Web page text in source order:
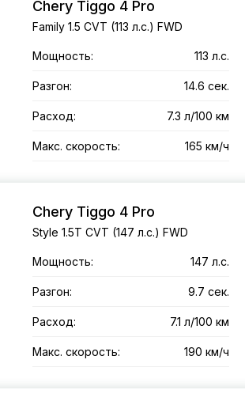
Chery Tiggo 4 Pro
Family 1.5 CVT (113 л.с.) FWD
Мощность: 113 л.с.
Разгон: 14.6 сек.
Расход: 7.3 л/100 км
Макс. скорость: 165 км/ч
Chery Tiggo 4 Pro
Style 1.5T CVT (147 л.с.) FWD
Мощность: 147 л.с.
Разгон: 9.7 сек.
Расход: 7.1 л/100 км
Макс. скорость: 190 км/ч